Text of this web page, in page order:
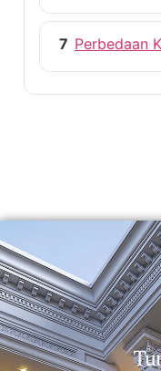
7 Perbedaan